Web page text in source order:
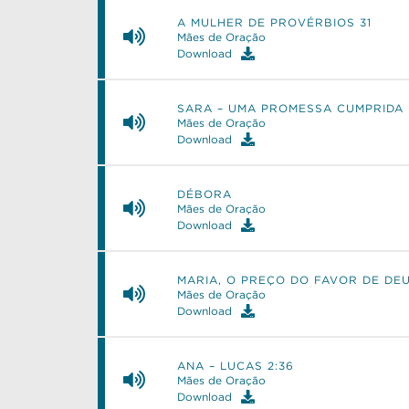
A MULHER DE PROVÉRBIOS 31
Mães de Oração
Download
SARA – UMA PROMESSA CUMPRIDA
Mães de Oração
Download
DÉBORA
Mães de Oração
Download
MARIA, O PREÇO DO FAVOR DE
Mães de Oração
Download
ANA – LUCAS 2:36
Mães de Oração
Download